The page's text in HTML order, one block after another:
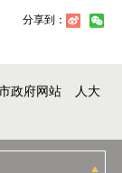
分享到：
政府网站
人大